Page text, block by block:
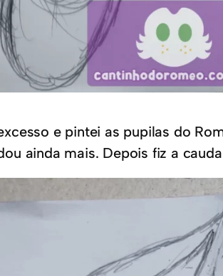
e pintei as pupilas do
ainda mais. Depois fiz a